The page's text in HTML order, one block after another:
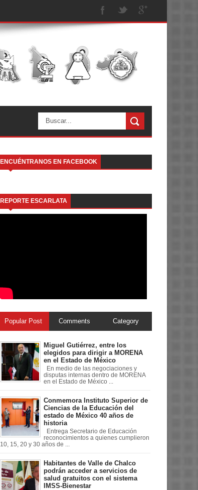
ENCUÉNTRANOS EN FACEBOOK
REPORTE ESCARLATA
Popular Post Comments Category
Miguel Gutiérrez, entre los
elegidos para dirigir a MORENA
en el Estado de México
En medio de las negociaciones y
disputas internas dentro de MORENA
en el Estado de México ...
Conmemora Instituto Superior de
Ciencias de la Educación del
estado de México 40 años de
historia
Entrega Secretario de Educación
reconocimientos a quienes cumplieron
10, 15, 20 y 30 años de ...
Habitantes de Valle de Chalco
podrán acceder a servicios de
salud gratuitos con el sistema
IMSS-Bienestar